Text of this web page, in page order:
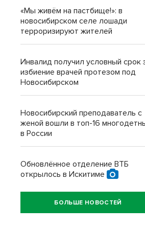
«Мы живём на пастбище!»: в
новосибирском селе лошади
терроризируют жителей
Инвалид получил условный срок
избиение врачей протезом под
Новосибирском
Новосибирский преподаватель с
женой вошли в топ-16
в России
Обновлённое отделение ВТБ
открылось в Искитиме
БОЛЬШЕ НОВОСТЕЙ